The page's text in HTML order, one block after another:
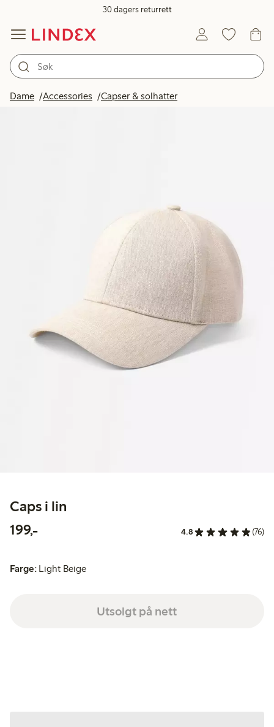
30 dagers returrett
Dame Accessories Capser & solhatter
Caps i lin
199,-199,00 kr 4.8 (76)
Farge: Light Beige
Utsolgt på nett